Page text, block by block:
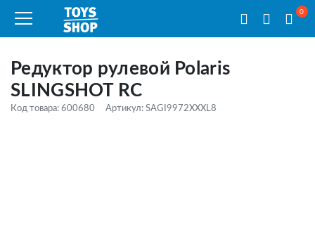
0
Редуктор рулевой Polaris
SLINGSHOT RC
Код товара: 600680 Артикул: SAGI9972XXXL8